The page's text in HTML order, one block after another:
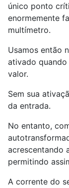
único ponto
enormemente
multímetro.
Usamos então
ativado
valor.
Sem sua
da entrada.
No entanto,
acrescentando
permitindo
A corrente do